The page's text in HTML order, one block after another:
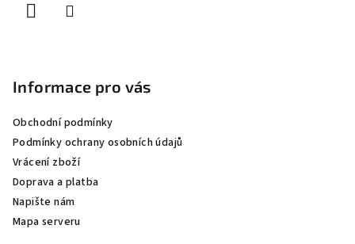
Informace pro vás
Obchodní podmínky
Podmínky ochrany osobních údajů
Vrácení zboží
Doprava a platba
Napište nám
Mapa serveru